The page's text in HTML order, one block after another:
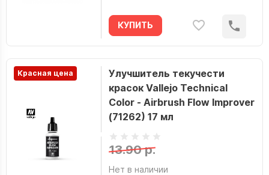
КУПИТЬ
Красная цена
Улучшитель текучести
красок Vallejo Technical
Color - Airbrush Flow Improver
(71262) 17 мл
13.90 р.
Нет в наличии